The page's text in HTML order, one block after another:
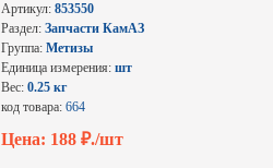
Артикул: 853550
Раздел: Запчасти КамАЗ
Группа: Метизы
Единица измерения: шт
Вес: 0.25 кг
код товара: 664
Цена: 188 ₽./шт